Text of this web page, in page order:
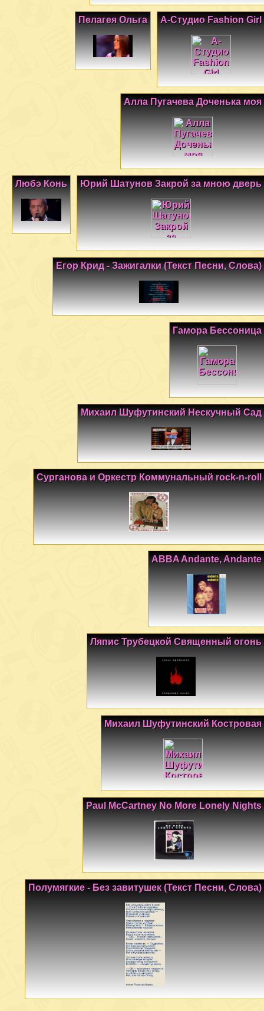
А-Студио Fashion Girl
Пелагея Ольга
Алла Пугачева Доченька моя
Юрий Шатунов Закрой за мною дверь
Любэ Конь
Егор Крид - Зажигалки (Текст Песни, Слова)
Гамора Бессоница
Михаил Шуфутинский Нескучный Сад
Сурганова и Оркестр Коммунальный rock-n-roll
ABBA Andante, Andante
Ляпис Трубецкой Священный огонь
Михаил Шуфутинский Костровая
Paul McCartney No More Lonely Nights
Полумягкие - Без завитушек (Текст Песни, Слова)